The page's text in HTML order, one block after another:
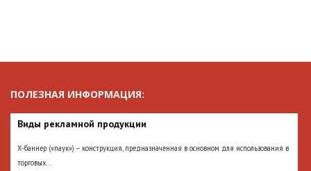
ПОЛЕЗНАЯ ИНФОРМАЦИЯ:
Виды рекламной продукции
Х-баннер («паук») – конструкция, предназначенная в основном для использования в
торговых...